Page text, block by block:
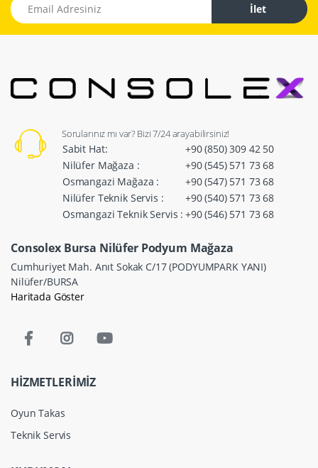
İlet
Sorularınız mı var? Bizi 7/24 arayabilirsiniz!
Sabit Hat:
+90 (850) 309 42 50
Nilüfer Mağaza :
+90 (545) 571 73 68
Osmangazi Mağaza :
+90 (547) 571 73 68
Nilüfer Teknik Servis :
+90 (540) 571 73 68
Osmangazi Teknik Servis : +90 (546) 571 73 68
Consolex Bursa Nilüfer Podyum Mağaza
Cumhuriyet Mah. Anıt Sokak C/17 (PODYUMPARK YANI)
Nilüfer/BURSA
Haritada Göster
HİZMETLERİMİZ
Oyun Takas
Teknik Servis